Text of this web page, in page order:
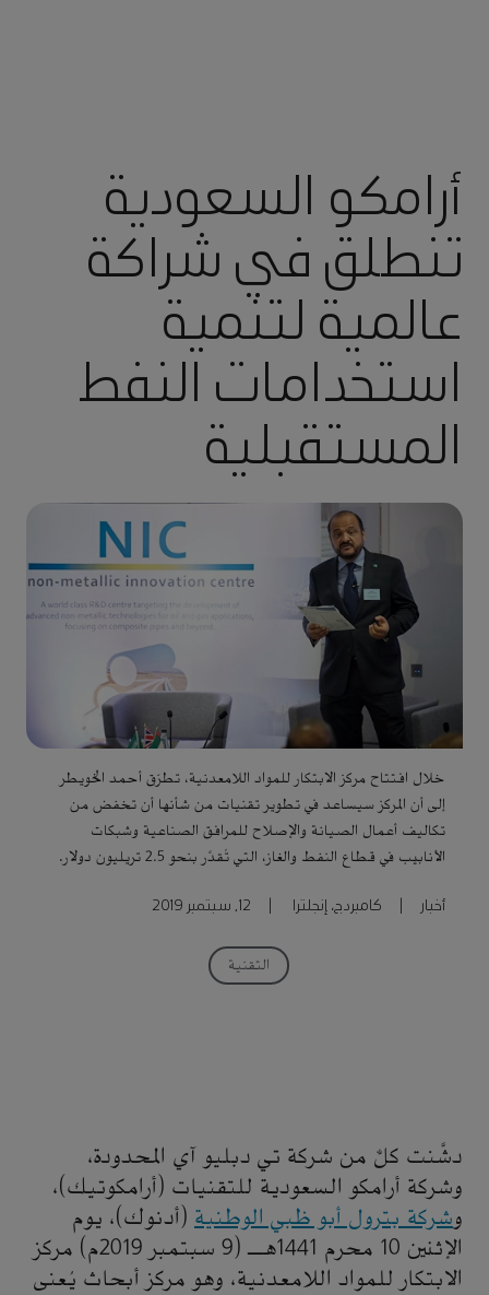
أرامكو السعودية
تنطلق في شراكة
عالمية لتنمية
استخدامات النفط
المستقبلية
خلال افتتاح مركز الابتكار للمواد اللامعدنية، تطرّق أحمد الخويطر
إلى أن المركز سيساعد في تطوير تقنيات من شأنها أن تخفض من
تكاليف أعمال الصيانة والإصلاح للمرافق الصناعية وشبكات
الأنابيب في قطاع النفط والغاز، التي تُقدَّر بنحو 2.5 تريليون دولار.
أخبار كامبردج، إنجلترا 12, سبتمبر 2019
التقنية
دشَّنت كلٌّ من شركة تي دبليو آي المحدودة،
وشركة أرامكو السعودية للتقنيات (أرامكوتيك)،
وشركة بترول أبو ظبي الوطنية (أدنوك)، يوم
الإثنين 10 محرم ١٤٤١هـ (9 سبتمبر 2019م) مركز
الابتكار للمواد اللامعدنية، وهو مركز أبحاث يُعنى